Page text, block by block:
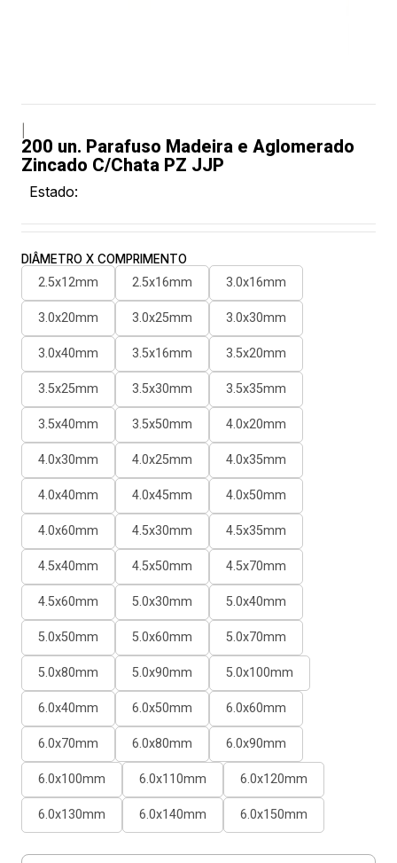
200 un. Parafuso Madeira e Aglomerado
Zincado C/Chata PZ JJP
Estado:
DIÂMETRO X COMPRIMENTO
2.5x12mm 2.5x16mm 3.0x16mm
3.0x20mm 3.0x25mm 3.0x30mm
3.0x40mm 3.5x16mm 3.5x20mm
3.5x25mm 3.5x30mm 3.5x35mm
3.5x40mm 3.5x50mm 4.0x20mm
4.0x30mm 4.0x25mm 4.0x35mm
4.0x40mm 4.0x45mm 4.0x50mm
4.0x60mm 4.5x30mm 4.5x35mm
4.5x40mm 4.5x50mm 4.5x70mm
4.5x60mm 5.0x30mm 5.0x40mm
5.0x50mm 5.0x60mm 5.0x70mm
5.0x80mm 5.0x90mm 5.0x100mm
6.0x40mm 6.0x50mm 6.0x60mm
6.0x70mm 6.0x80mm 6.0x90mm
6.0x100mm 6.0x110mm 6.0x120mm
6.0x130mm 6.0x140mm 6.0x150mm